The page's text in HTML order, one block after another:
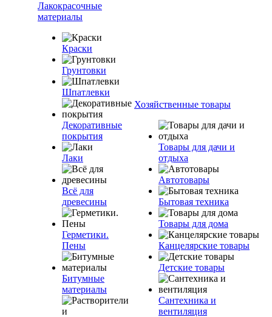
Лакокрасочные
материалы
Краски
Грунтовки
Шпатлевки
Декоративные
покрытия
Лаки
Всё для
древесины
Герметики.
Пены
Битумные
материалы
Хозяйственные товары
Товары для дачи и
отдыха
Автотовары
Бытовая техника
Товары для дома
Канцелярские товары
Детские товары
Сантехника и
вентиляция